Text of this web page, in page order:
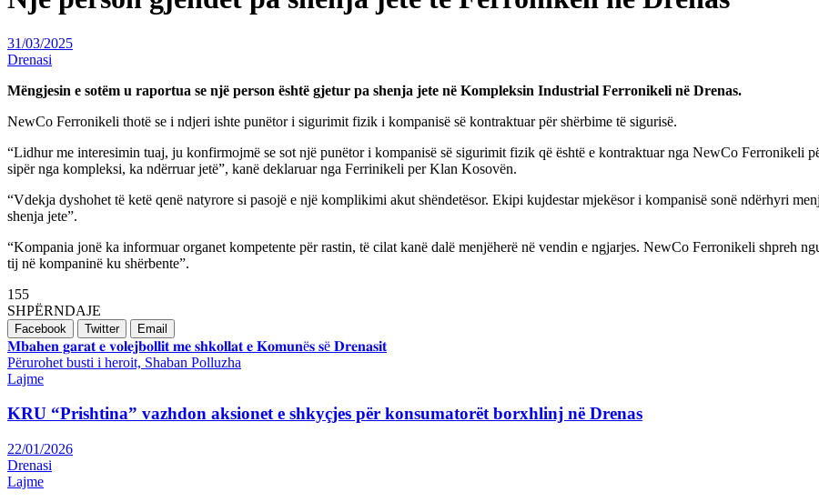
31/03/2025
Drenasi
Mëngjesin e sotëm u raportua se një person është gjetur pa shenja jete në Kompleksin Industrial Ferronikeli në Drenas.
NewCo Ferronikeli thotë se i ndjeri ishte punëtor i sigurimit fizik i kompanisë së kontraktuar për shërbime të sigurisë.
“Lidhur me interesimin tuaj, ju konfirmojmë se sot një punëtor i kompanisë së sigurimit fizik që është e kontraktuar nga NewCo Ferronikeli
sipër nga kompleksi, ka ndërruar jetë”, kanë deklaruar nga Ferrinikeli per Klan Kosovën.
“Vdekja dyshohet të ketë qenë natyrore si pasojë e një komplikimi akut shëndetësor. Ekipi kujdestar mjekësor i kompanisë sonë ndërhyri
shenja jete”.
“Kompania jonë ka informuar organet kompetente për rastin, të cilat kanë dalë menjëherë në vendin e ngjarjes. NewCo Ferronikeli shpreh
tij në kompaninë ku shërbente”.
155
SHPËRNDAJE
Facebook Twitter Email
Post
navigation
𝐌𝐛𝐚𝐡𝐞𝐧 𝐠𝐚𝐫𝐚𝐭 𝐞 𝐯𝐨𝐥𝐞𝐣𝐛𝐨𝐥𝐥𝐢𝐭 𝐦𝐞 𝐬𝐡𝐤𝐨𝐥𝐥𝐚𝐭 𝐞 𝐊𝐨𝐦𝐮𝐧ë𝐬 𝐬ë 𝐃𝐫𝐞𝐧𝐚𝐬𝐢𝐭
Përurohet busti i heroit, Shaban Polluzha
Lajme
KRU “Prishtina” vazhdon aksionet e shkyçjes për konsumatorët borxhlinj në Drenas
22/01/2026
Drenasi
Lajme